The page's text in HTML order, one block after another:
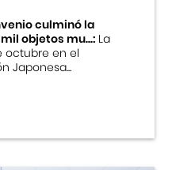
culminó la
objetos mu...:La
octubre en el
Japonesa...